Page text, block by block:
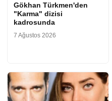
Gökhan Türkmen'den
"Karma" dizisi
kadrosunda
7 Ağustos 2026